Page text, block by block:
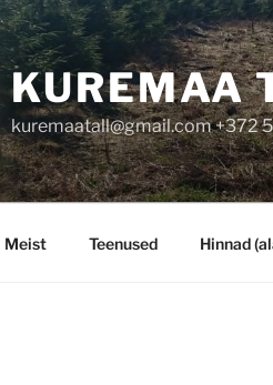
KUREMAA
kuremaatall@gmail.com +372
Meist Teenused Hinnad